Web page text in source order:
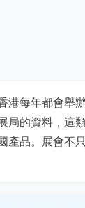
港每年都會舉
局的資料，這
產品。展會不